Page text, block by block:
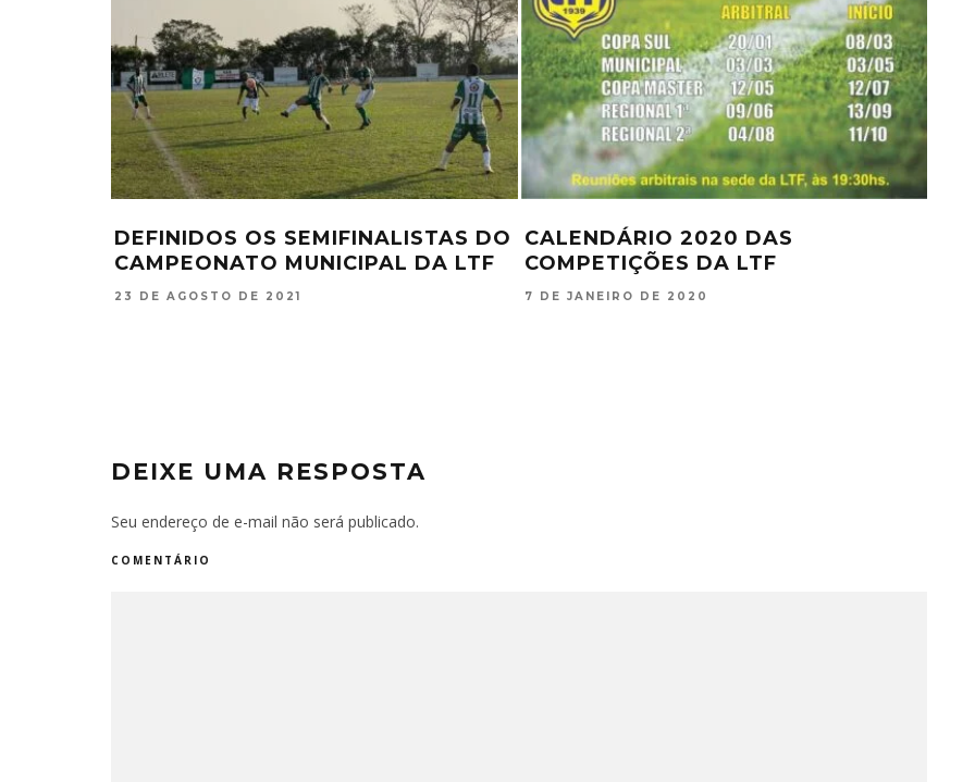
DEFINIDOS OS SEMIFINALISTAS DO
CAMPEONATO MUNICIPAL DA LTF
23 DE AGOSTO DE 2021
CALENDÁRIO 2020 DAS
COMPETIÇÕES DA LTF
7 DE JANEIRO DE 2020
DEIXE UMA RESPOSTA
Seu endereço de e-mail não será publicado.
COMENTÁRIO